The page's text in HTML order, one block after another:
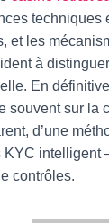
techniques
et les
à
En
souvent sur la
d’une
KYC
contrôles.